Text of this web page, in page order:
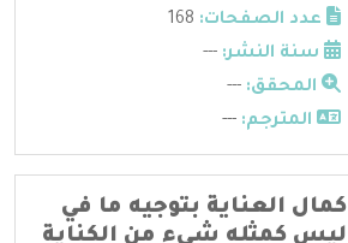
عدد الصفحات:
سنة النشر: ---
المحقق: ---
المترجم: ---
كمال العناية بتوجيه ما في
ليس كمثله شيء من الكناية